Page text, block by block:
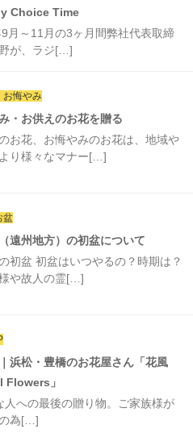
Choice Time
月～11月の3ヶ月間弊社代表取締
が、ラジ[…]
お悔やみ
・お供えのお花を贈る
お花、お悔やみのお花は、地域や
り様々なマナー[…]
盆
遠州地方）の初盆について
初盆 初盆はいつやるの？時期は？
や故人の霊[…]
浜松・豊橋のお花屋さん「花風
Flowers」
人への最後の贈り物。ご家族様が
為[…]